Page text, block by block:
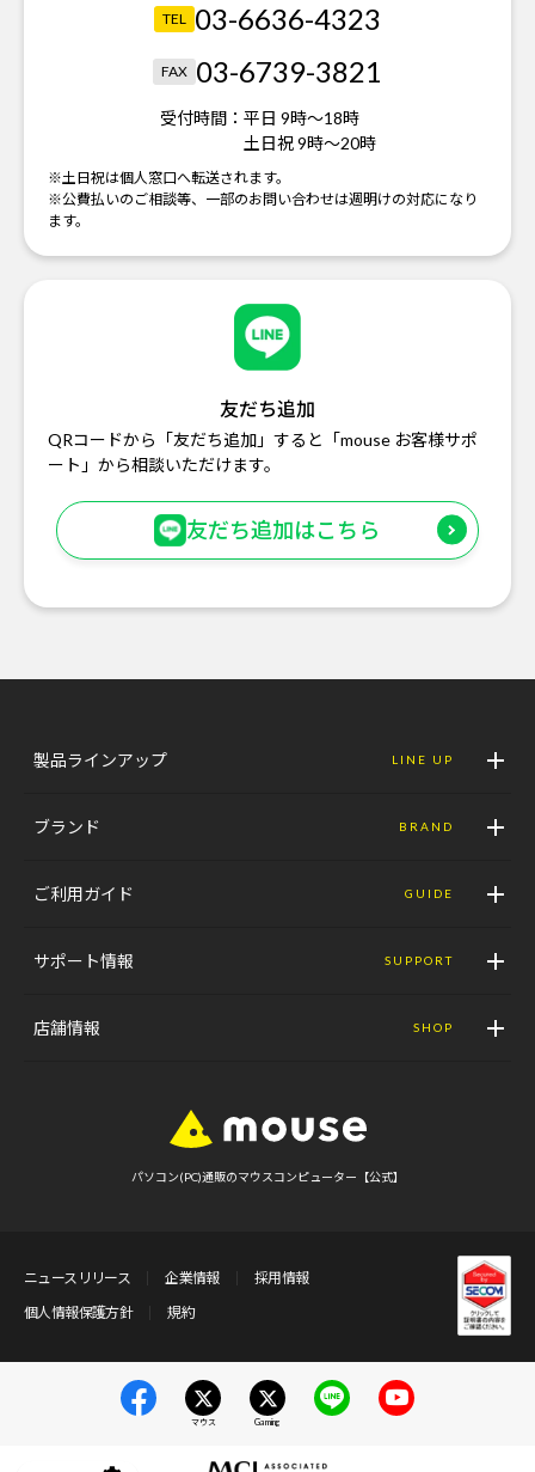
TEL 03-6636-4323
FAX 03-6739-3821
受付時間： 平日 9時～18時
土日祝 9時～20時
※土日祝は個人窓口へ転送されます。
※公費払いのご相談等、一部のお問い合わせは週明けの対応になり
ます。
友だち追加
QRコードから「友だち追加」すると「mouse お客様サポ
ート」から相談いただけます。
友だち追加はこちら
製品ラインアップ LINE UP
ブランド BRAND
ご利用ガイド GUIDE
サポート情報 SUPPORT
店舗情報 SHOP
パソコン(PC)通販のマウスコンピューター【公式】
ニュースリリース 企業情報
採用情報
個人情報保護方針
規約
マウス Gaming